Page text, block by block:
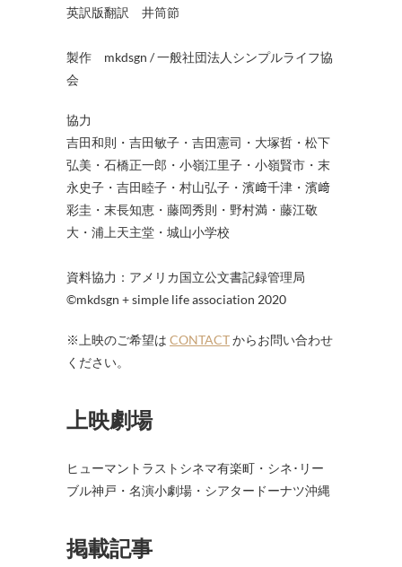
英訳版翻訳 井筒節
製作 mkdsgn / 一般社団法人シンプルライフ協
会
協力
吉田和則・吉田敏子・吉田憲司・大塚哲・松下
弘美・石橋正一郎・小嶺江里子・小嶺賢市・末
永史子・吉田睦子・村山弘子・濱﨑千津・濱﨑
彩圭・末長知恵・藤岡秀則・野村満・藤江敬
大・浦上天主堂・城山小学校
資料協力：アメリカ国立公文書記録管理局
©mkdsgn + simple life association 2020
※上映のご希望は CONTACTからお問い合わせ
ください。
上映劇場
ヒューマントラストシネマ有楽町・シネ･リー
ブル神戸・名演小劇場・シアタードーナツ沖縄
掲載記事